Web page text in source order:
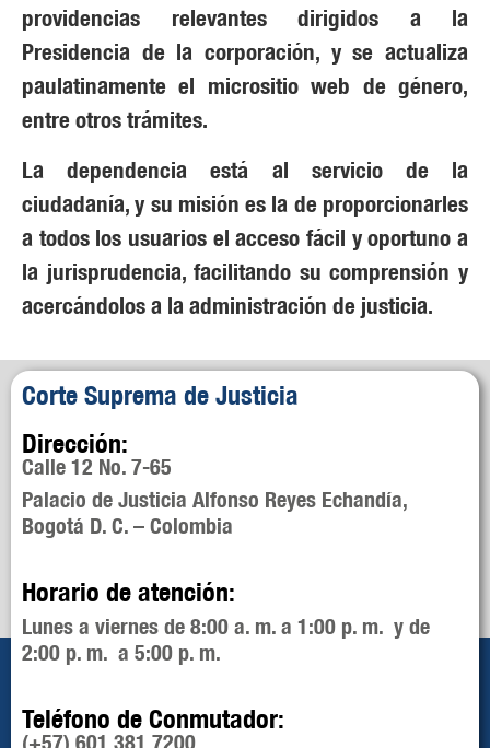
providencias relevantes dirigidos a la
Presidencia de la corporación, y se actualiza
paulatinamente el micrositio web de género,
entre otros trámites.
La dependencia está al servicio de la
ciudadanía, y su misión es la de proporcionarles
a todos los usuarios el acceso fácil y oportuno a
la jurisprudencia, facilitando su comprensión y
acercándolos a la administración de justicia.
Corte Suprema de Justicia
Dirección:
Calle 12 No. 7-65
Palacio de Justicia Alfonso Reyes Echandía,
Bogotá D. C. – Colombia
Horario de atención:
Lunes a viernes de 8:00 a. m. a 1:00 p. m. y de
2:00 p. m. a 5:00 p. m.
Teléfono de Conmutador:
(+57) 601 381 7200